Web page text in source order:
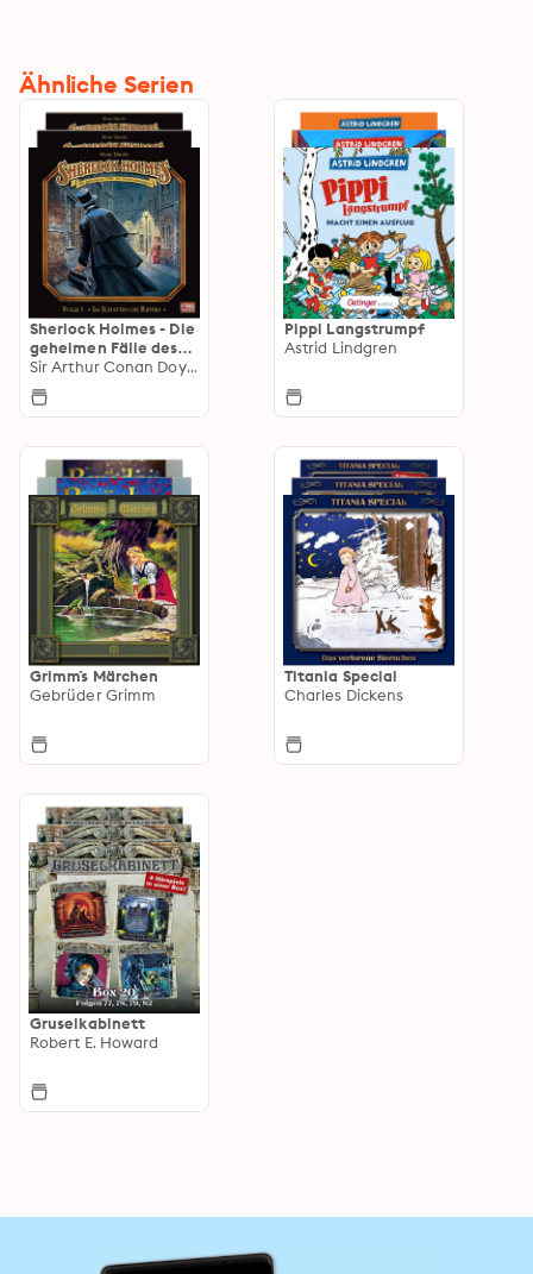
Ähnliche Serien
Sherlock Holmes - Die
geheimen Fälle des
Meisterdetektivs
Sir Arthur Conan Doyle
Pippi Langstrumpf
Astrid Lindgren
Grimm´s Märchen
Gebrüder Grimm
Titania Special
Charles Dickens
Gruselkabinett
Robert E. Howard